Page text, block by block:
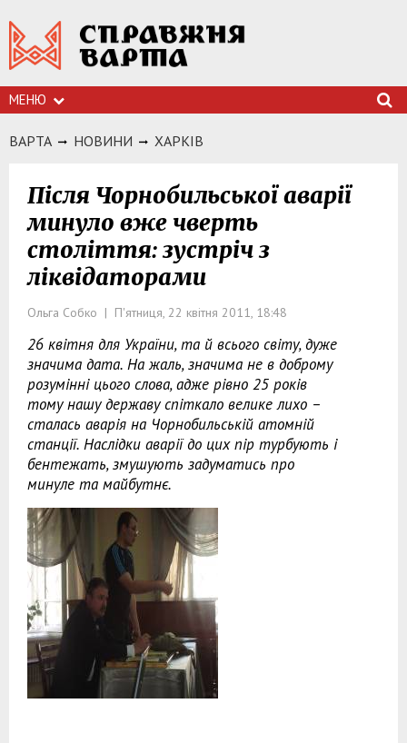
МЕНЮ
ВАРТА НОВИНИ ХАРКIВ
Після Чорнобильської аварії
минуло вже чверть
століття: зустріч з
ліквідаторами
Ольга Собко | П'ятниця, 22 квітня 2011, 18:48
26 квітня для України, та й всього світу, дуже
значима дата. На жаль, значима не в доброму
розумінні цього слова, адже рівно 25 років
тому нашу державу спіткало велике лихо –
сталась аварія на Чорнобильській атомній
станції. Наслідки аварії до цих пір турбують і
бентежать, змушують задуматись про
минуле та майбутнє.